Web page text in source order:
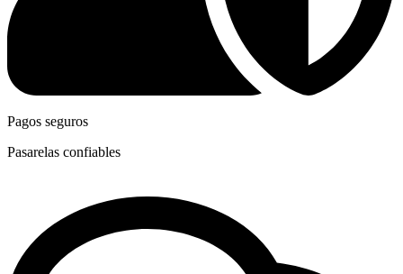
Pagos seguros
Pasarelas confiables